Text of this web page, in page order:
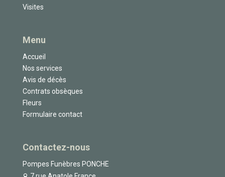
Visites
Menu
Accueil
Nos services
Avis de décès
Contrats obsèques
Fleurs
Formulaire contact
Contactez-nous
Pompes Funèbres PONCHE